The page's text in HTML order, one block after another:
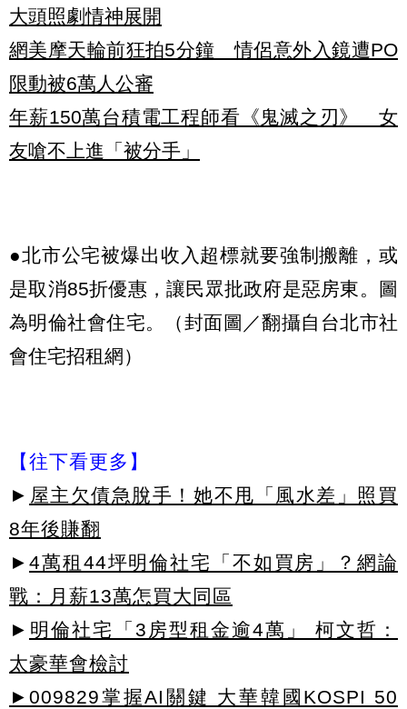
大頭照劇情神展開
網美摩天輪前狂拍5分鐘 情侶意外入鏡遭PO
限動被6萬人公審
年薪150萬台積電工程師看《鬼滅之刃》 女
友嗆不上進「被分手」
●北市公宅被爆出收入超標就要強制搬離，或
是取消85折優惠，讓民眾批政府是惡房東。圖
為明倫社會住宅。（封面圖／翻攝自台北市社
會住宅招租網）
【往下看更多】
► 屋主欠債急脫手！她不甩「風水差」照買
8年後賺翻
► 4萬租44坪明倫社宅「不如買房」？網論
戰：月薪13萬怎買大同區
► 明倫社宅「3房型租金逾4萬」 柯文哲：
太豪華會檢討
►009829掌握AI關鍵 大華韓國KOSPI 50